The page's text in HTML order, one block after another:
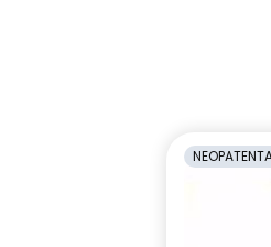
Poggiatesta frontali